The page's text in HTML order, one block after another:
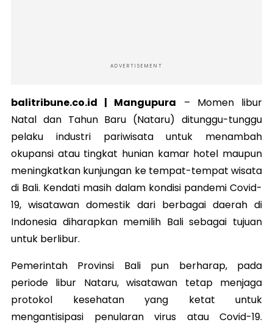
ADVERTISEMENT
balitribune.co.id | Mangupura – Momen libur
Natal dan Tahun Baru (Nataru) ditunggu-tunggu
pelaku industri pariwisata untuk menambah
okupansi atau tingkat hunian kamar hotel maupun
meningkatkan kunjungan ke tempat-tempat wisata
di Bali. Kendati masih dalam kondisi pandemi Covid-
19, wisatawan domestik dari berbagai daerah di
Indonesia diharapkan memilih Bali sebagai tujuan
untuk berlibur.
Pemerintah Provinsi Bali pun berharap, pada
periode libur Nataru, wisatawan tetap menjaga
protokol kesehatan yang ketat untuk
mengantisipasi penularan virus atau Covid-19.